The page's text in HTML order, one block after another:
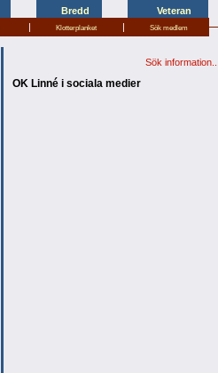
Bredd Veteran
| Klotterplanket | Sök medlem
Sök information...
OK Linné i sociala medier